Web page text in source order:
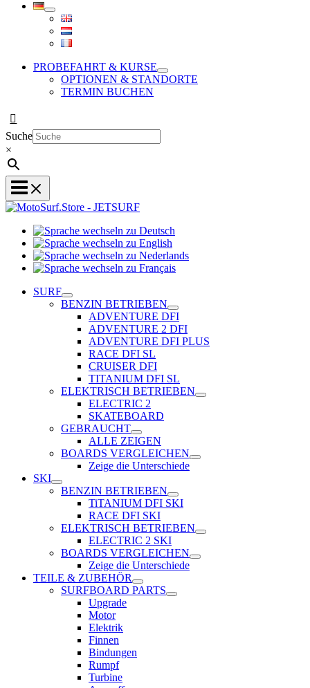
PROBEFAHRT & KURSE
OPTIONEN & STANDORTE
TERMIN BUCHEN
Suche
×
zu
Deutsch
wechseln
zu
Sprache
Sprache
Français
SURF
BENZIN BETRIEBEN
ADVENTURE DFI
ADVENTURE 2 DFI
ADVENTURE DFI PLUS
RACE DFI SL
CRUISER DFI
TITANIUM DFI SL
ELEKTRISCH BETRIEBEN
ELECTRIC 2
SKATEBOARD
GEBRAUCHT
ALLE ZEIGEN
BOARDS VERGLEICHEN
Zeige die Unterschiede
SKI
BENZIN BETRIEBEN
TiTANIUM DFI SKI
RACE DFI SKI
ELEKTRISCH BETRIEBEN
ELECTRIC 2 SKI
BOARDS VERGLEICHEN
Zeige die Unterschiede
TEILE & ZUBEHÖR
SURFBOARD PARTS
Upgrade
Motor
Elektrik
Finnen
Bindungen
Rumpf
Turbine